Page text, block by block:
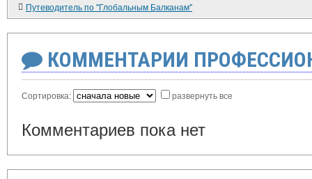
Путеводитель по "Глобальным Балканам"
КОММЕНТАРИИ
Сортировка: развернуть все
Комментариев пока нет